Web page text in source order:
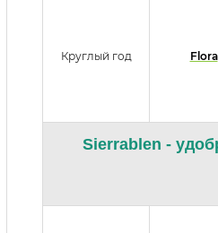
Круглый год Flora
Sierrablen -